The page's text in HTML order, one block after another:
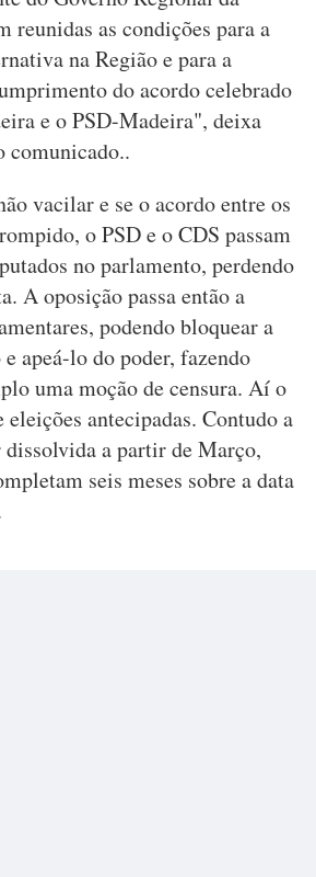
reunidas as condições para a
na Região e para a
do acordo celebrado
e o PSD-Madeira", deixa
comunicado..
vacilar e se o acordo entre os
o PSD e o CDS passam
no parlamento, perdendo
A oposição passa então a
podendo bloquear a
apeá-lo do poder, fazendo
uma moção de censura. Aí o
eleições antecipadas. Contudo a
a partir de Março,
seis meses sobre a data